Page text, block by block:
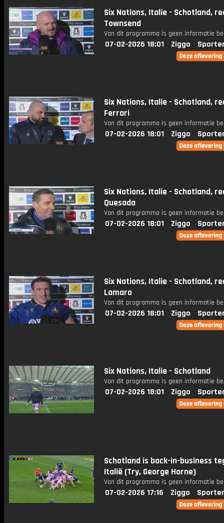
Six Nations, Italie - Schotland,
Townsend
Van dit programma is geen informatie
07-02-2026 18:01 Ziggo
Six Nations, Italie - Schotland,
Ferrari
Van dit programma is geen informatie
07-02-2026 18:01 Ziggo
Six Nations, Italie - Schotland,
Quesada
Van dit programma is geen informatie
07-02-2026 18:01 Ziggo
Six Nations, Italie - Schotland,
Lamaro
Van dit programma is geen informatie
07-02-2026 18:01 Ziggo
Six Nations, Italie - Schotland
Van dit programma is geen informatie
07-02-2026 18:01 Ziggo
Schotland is back-in-business
Italië (Try, George Horne)
Van dit programma is geen informatie
07-02-2026 17:16 Ziggo